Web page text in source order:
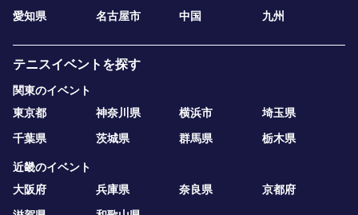
愛知県
名古屋市 中国 九州
テニスイベントを探す
関東のイベント
東京都
神奈川県 横浜市
埼玉県
千葉県
茨城県 群馬県 栃木県
近畿のイベント
大阪府
兵庫県 奈良県
京都府